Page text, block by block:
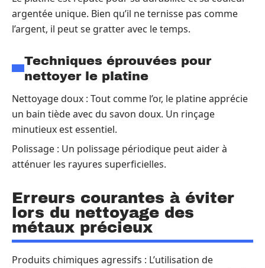
argentée unique. Bien qu’il ne ternisse pas comme
l’argent, il peut se gratter avec le temps.
Techniques éprouvées pour
nettoyer le platine
Nettoyage doux : Tout comme l’or, le platine apprécie
un bain tiède avec du savon doux. Un rinçage
minutieux est essentiel.
Polissage : Un polissage périodique peut aider à
atténuer les rayures superficielles.
Erreurs courantes à éviter
lors du nettoyage des
métaux précieux
Produits chimiques agressifs : L’utilisation de